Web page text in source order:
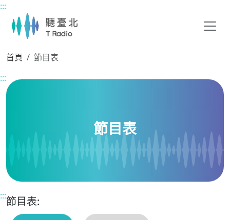
主要內容區塊
:::
首頁
節目表
:::
節目表
:::節目表: